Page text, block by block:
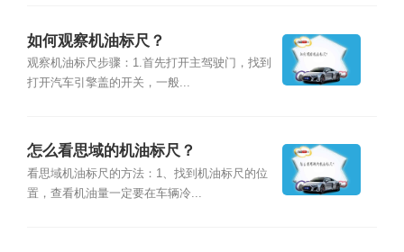
如何观察机油标尺？
观察机油标尺步骤：1.首先打开主驾驶门，找到
打开汽车引擎盖的开关，一般...
怎么看思域的机油标尺？
看思域机油标尺的方法：1、找到机油标尺的位
置，查看机油量一定要在车辆冷...